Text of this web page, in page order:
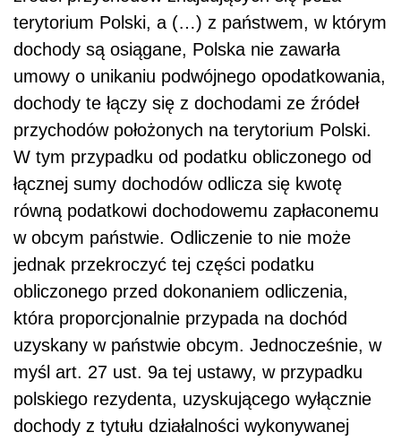
terytorium Polski, a (…) z państwem, w którym
dochody są osiągane, Polska nie zawarła
umowy o unikaniu podwójnego opodatkowania,
dochody te łączy się z dochodami ze źródeł
przychodów położonych na terytorium Polski.
W tym przypadku od podatku obliczonego od
łącznej sumy dochodów odlicza się kwotę
równą podatkowi dochodowemu zapłaconemu
w obcym państwie. Odliczenie to nie może
jednak przekroczyć tej części podatku
obliczonego przed dokonaniem odliczenia,
która proporcjonalnie przypada na dochód
uzyskany w państwie obcym. Jednocześnie, w
myśl art. 27 ust. 9a tej ustawy, w przypadku
polskiego rezydenta, uzyskującego wyłącznie
dochody z tytułu działalności wykonywanej